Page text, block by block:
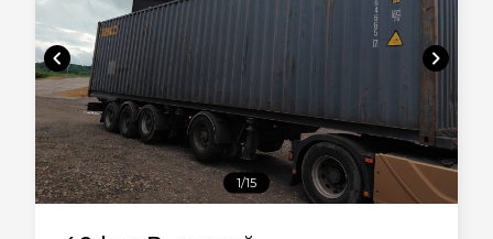
chevron_left chevron_right
1/15